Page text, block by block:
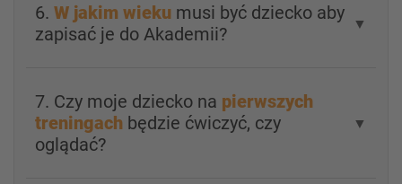
6. W jakim wieku musi być dziecko aby
zapisać je do Akademii?
▼
7. Czy moje dziecko na pierwszych
treningach będzie ćwiczyć, czy
oglądać?
▼